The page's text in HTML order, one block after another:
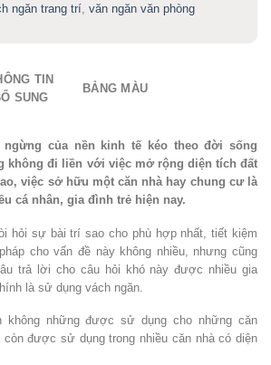
ngăn trang trí văn ngăn văn phòng
TIN
SUNG
BẢNG MÀU
của nền kinh tế kéo theo đời sống
không đi liền với việc mở rộng diện tích đất
việc sở hữu một căn nhà hay chung cư là
cá nhân, gia đình trẻ hiện nay.
hỏi sự bài trí sao cho phù hợp nhất, tiết kiệm
cho vấn đề này không nhiều, nhưng cũng
trả lời cho câu hỏi khó này được nhiều gia
là sử dụng vách ngăn.
không những được sử dụng cho những căn
được sử dụng trong nhiều căn nhà có diện